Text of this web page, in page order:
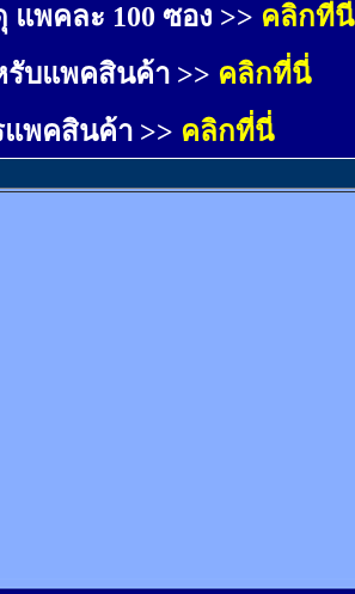
พคละ 100 ซอง >> คลิกที่นี่
รับแพคสินค้า >> คลิกที่นี่
พคสินค้า >> คลิกที่นี่